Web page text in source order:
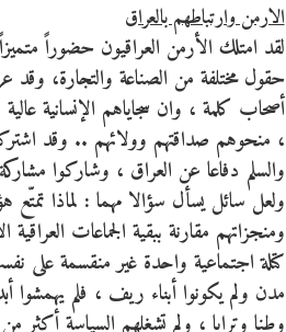
الارمن وارتباطهم بالعراق
لقد امتلك الأرمن العراقيون حضوراً
حقول مختلفة من الصناعة والتجارة، وقد
أصحاب كلمة ، وان سجاياهم الإنسانية
، منحوهم صداقتهم وولائهم .. وقد
والسلم دفاعا عن العراق ، وشاركوا
ولعل سائل يسأل سؤالا مهما : لماذا
ومنجزاتهم مقارنة ببقية الجماعات
كتلة اجتماعية واحدة غير منقسمة على
مدن ولم يكونوا أبناء ريف ، فلم يهمشوا